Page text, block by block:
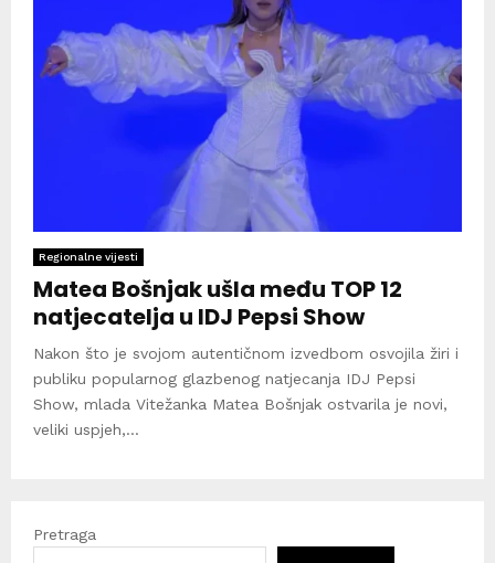
Regionalne vijesti
Matea Bošnjak ušla među TOP 12
natjecatelja u IDJ Pepsi Show
Nakon što je svojom autentičnom izvedbom osvojila žiri i
publiku popularnog glazbenog natjecanja IDJ Pepsi
Show, mlada Vitežanka Matea Bošnjak ostvarila je novi,
veliki uspjeh,...
Pretraga